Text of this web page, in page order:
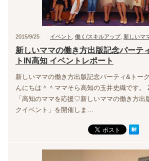
2015/9/25 イベント 働く/スキルアップ, 新しいマ
新しいママの働き方出版記念パーテ
トIN高知 イベントレポート
新しいママの働き方出版記念パーティ&トー
んにちは＾＾ママそら高知の玉井史織です。
「高知のママを応援♡新しいママの働き方出
クイベント」を開催しま…